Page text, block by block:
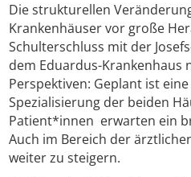
Die strukturellen
Krankenhäuser vor große
Schulterschluss mit der
dem Eduardus-
Perspektiven: Geplant ist
Spezialisierung der beiden
Patient*innen erwarten ein
Auch im Bereich der
weiter zu steigern.